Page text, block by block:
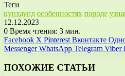
Теги
кунхаунд особенностях породе
12.12.2023
0 Время чтения: 3 мин.
Facebook X Pinterest Вконтакте
Messenger WhatsApp Telegram Viber
ПОХОЖИЕ СТАТЬИ